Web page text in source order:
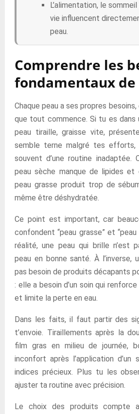
L’alimentation, le
vie influencent
peau.
Comprendre les
fondamentaux de
Chaque peau a ses propres
que tout commence. Si tu es dans
peau tiraille, graisse vite,
semble terne malgré tes efforts,
souvent d’une routine inadaptée.
peau sèche manque de lipides et
peau grasse produit trop de
même être déshydratée.
Ce point est important, car
confondent “peau grasse” et
réalité, une peau qui brille n’est
peau en bonne santé. À l’inverse,
pas besoin de produits décapants
: elle a besoin d’un soin qui
et limite la perte en eau.
Dans les faits, il faut partir des
t’envoie. Tiraillements après la
film gras en milieu de journée,
inconfort après l’application
indices précieux. Plus tu les
ajuster ta routine avec précision.
Le choix des produits compte